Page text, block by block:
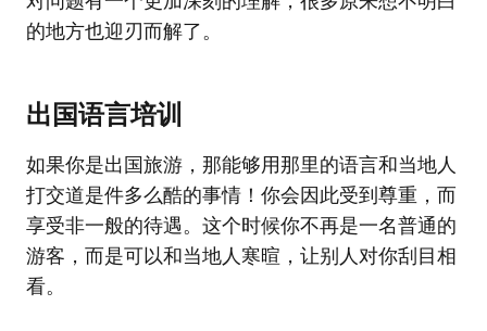
的地方也迎刃而解了。
出国语言培训
如果你是出国旅游，那能够用那里的语言和当地人
打交道是件多么酷的事情！你会因此受到尊重，而
享受非一般的待遇。这个时候你不再是一名普通的
游客，而是可以和当地人寒暄，让别人对你刮目相
看。